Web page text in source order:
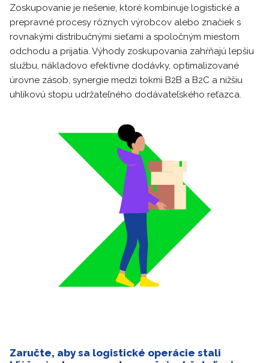
Zoskupovanie je riešenie, ktoré kombinuje logistické a
prepravné procesy rôznych výrobcov alebo značiek s
rovnakými distribučnými sieťami a spoločným miestom
odchodu a prijatia. Výhody zoskupovania zahŕňajú lepšiu
službu, nákladovo efektívne dodávky, optimalizované
úrovne zásob, synergie medzi tokmi B2B a B2C a nižšiu
uhlíkovú stopu udržateľného dodávateľského reťazca.
Zaručte, aby sa logistické operácie stali